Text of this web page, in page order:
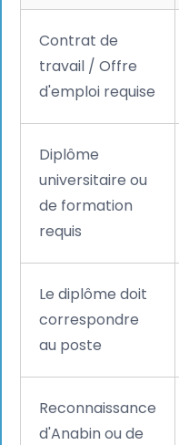
Contrat de
travail / Offre
d'emploi requise
Diplôme
universitaire ou
de formation
requis
Le diplôme doit
correspondre
au poste
Reconnaissance
d'Anabin ou de